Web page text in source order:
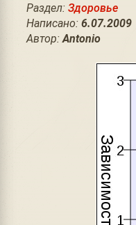
Раздел: Здоровье
Написано: 6.07.2009
Автор:Antonio